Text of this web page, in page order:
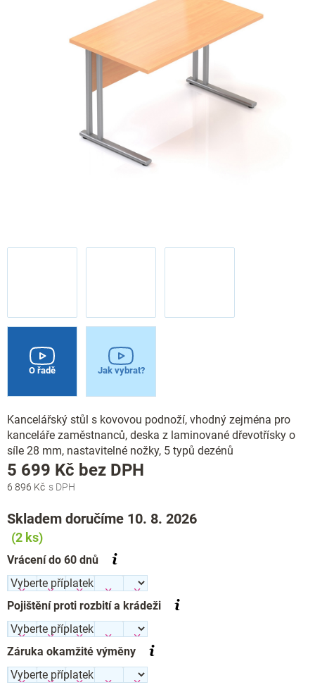
O řadě Jak vybrat?
Kancelářský stůl s kovovou podnoží, vhodný zejména pro
kanceláře zaměstnanců, deska z laminované dřevotřísky o
síle 28 mm, nastavitelné nožky, 5 typů dezénů
6 896 Kč
5 699 Kč bez DPH
Skladem doručíme 10. 8. 2026
(2 ks)
Vrácení do 60 dnů
Pojištění proti rozbití a krádeži
Záruka okamžité výměny